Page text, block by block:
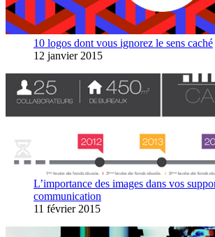
10 logos dont vous ignorez le sens caché
12 janvier 2015
L’importance des images dans vos
communication
11 février 2015